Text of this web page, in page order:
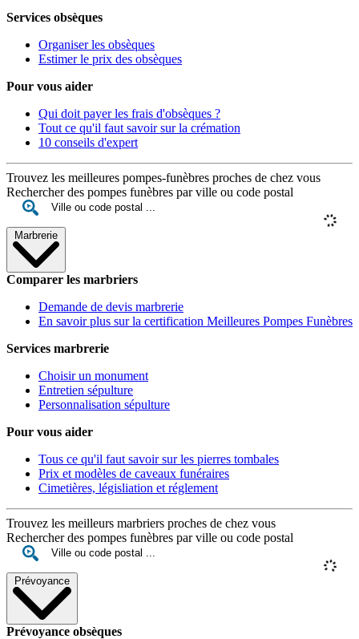
Services obsèques
Organiser les obsèques
Estimer le prix des obsèques
Pour vous aider
Qui doit payer les frais d'obsèques ?
Tout ce qu'il faut savoir sur la crémation
10 conseils d'expert
Trouvez les meilleures pompes-funèbres proches de chez vous
Rechercher des pompes funèbres par ville ou code postal
Marbrerie
Comparer les marbriers
Demande de devis marbrerie
En savoir plus sur la certification Meilleures Pompes Funèbres
Services marbrerie
Choisir un monument
Entretien sépulture
Personnalisation sépulture
Pour vous aider
Tous ce qu'il faut savoir sur les pierres tombales
Prix et modèles de caveaux funéraires
Cimetières, législiation et réglement
Trouvez les meilleurs marbriers proches de chez vous
Rechercher des pompes funèbres par ville ou code postal
Prévoyance
Prévoyance obsèques